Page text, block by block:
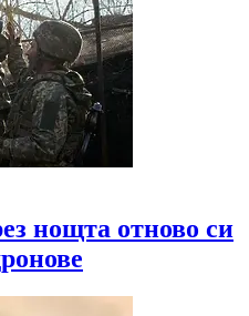
нощта отново си